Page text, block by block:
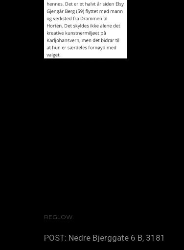
REGLOW
POST: Nedre Bjerggate 6 B, 3181